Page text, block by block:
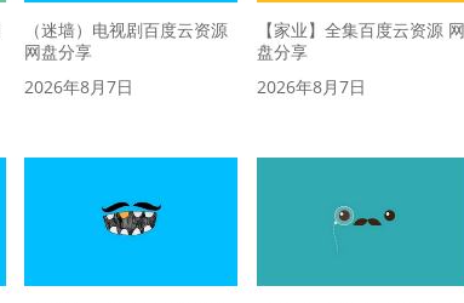
（迷墙）电视剧百度云资源
网盘分享
2026年8月7日
【家业】全集百度云资源 网
盘分享
2026年8月7日